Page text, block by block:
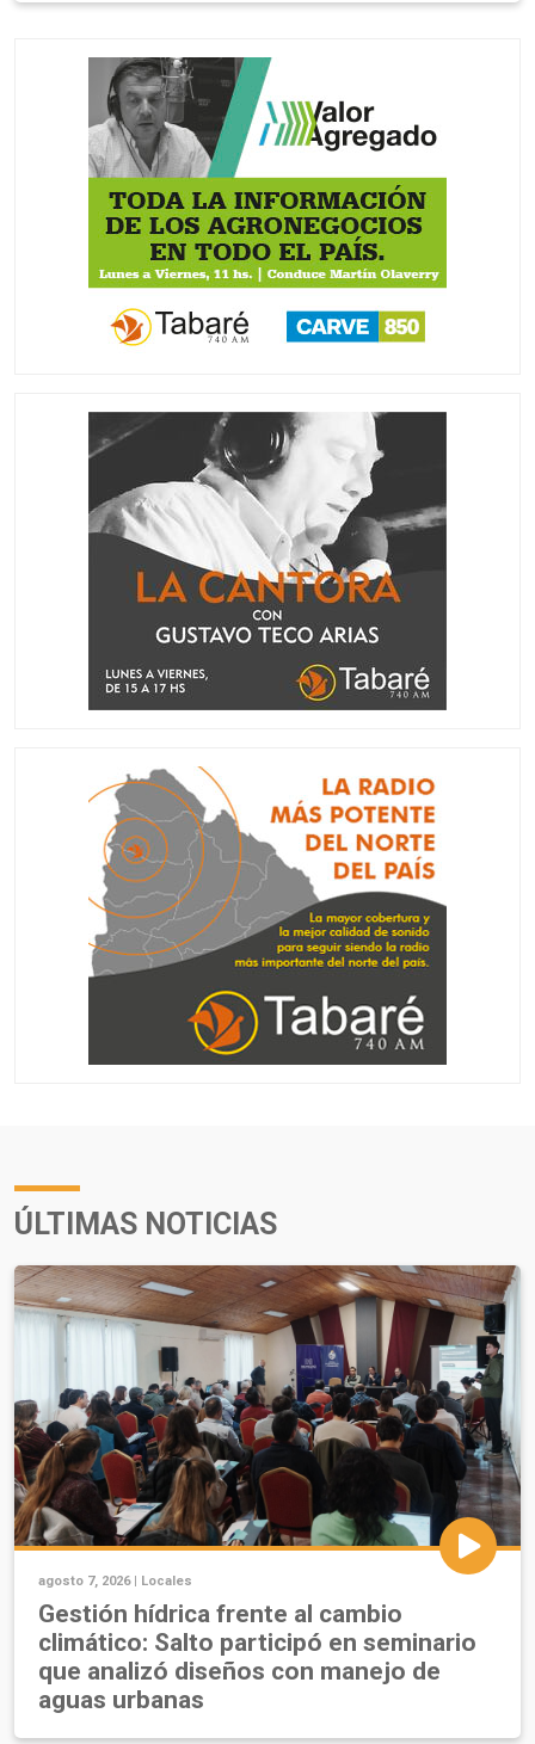
ÚLTIMAS NOTICIAS
agosto 7, 2026 | Locales
Gestión hídrica frente al cambio
climático: Salto participó en seminario
que analizó diseños con manejo de
aguas urbanas